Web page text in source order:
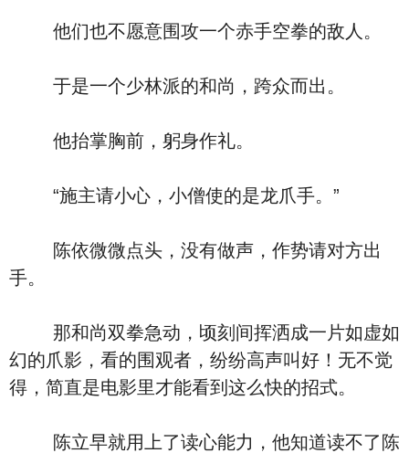
他们也不愿意围攻一个赤手空拳的敌人。
于是一个少林派的和尚，跨众而出。
他抬掌胸前，躬身作礼。
“施主请小心，小僧使的是龙爪手。”
陈依微微点头，没有做声，作势请对方出
手。
那和尚双拳急动，顷刻间挥洒成一片如虚如
幻的爪影，看的围观者，纷纷高声叫好！无不觉
得，简直是电影里才能看到这么快的招式。
陈立早就用上了读心能力，他知道读不了陈